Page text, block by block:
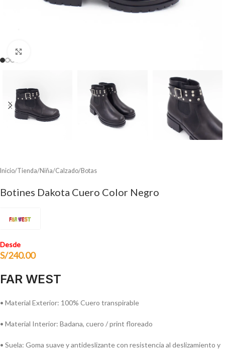
Inicio/Tienda/Niña/Calzado/Botas
Botines Dakota Cuero Color Negro
Desde
S/240.00
FAR WEST
• Material Exterior: 100% Cuero transpirable
• Material Interior: Badana, cuero / print floreado
• Suela: Goma suave y antideslizante con resistencia al deslizamiento y